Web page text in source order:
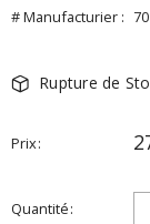
# Manufacturier :
Rupture de
Prix
Quantité